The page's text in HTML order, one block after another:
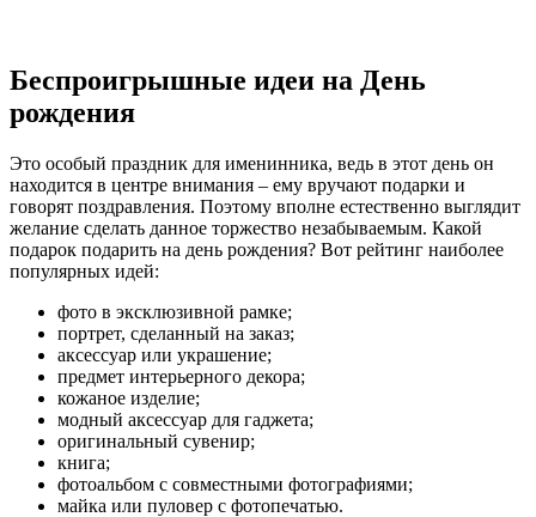
Беспроигрышные идеи на День
рождения
Это особый праздник для именинника, ведь в этот день он
находится в центре внимания – ему вручают подарки и
говорят поздравления. Поэтому вполне естественно выглядит
желание сделать данное торжество незабываемым. Какой
подарок подарить на день рождения? Вот рейтинг наиболее
популярных идей:
фото в эксклюзивной рамке;
портрет, сделанный на заказ;
аксессуар или украшение;
предмет интерьерного декора;
кожаное изделие;
модный аксессуар для гаджета;
оригинальный сувенир;
книга;
фотоальбом с совместными фотографиями;
майка или пуловер с фотопечатью.